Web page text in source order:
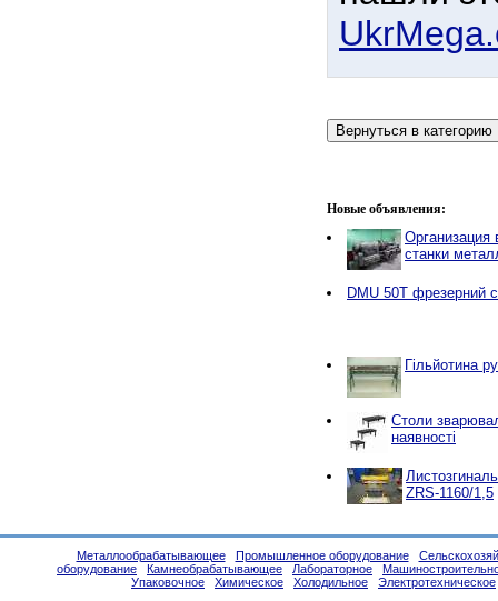
Новые объявления:
Организация
станки
DMU 50T фрезерний
Гільйотина
Столи
наявності
ZRS-1160/1,5
Металлообрабатывающее Промышленное оборудование
оборудование
Камнеобрабатывающее Лабораторное
Упаковочное
Химическое Холодильное
Электротехническое